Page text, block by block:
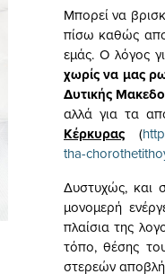
Μπορεί να
πίσω καθώς
εμάς. Ο λόγος
χωρίς να μας
Δυτικής
αλλά για τα
Κέρκυρας (
tha-
Δυστυχώς, και
μονομερή
πλαίσια της
τόπο, θέσης
στερεών